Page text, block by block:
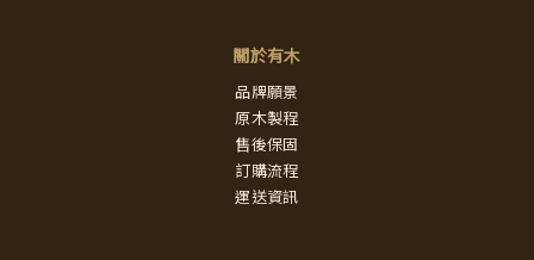
關於有木
品牌願景
原木製程
售後保固
訂購流程
運送資訊